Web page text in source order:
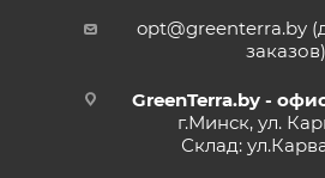
opt@greenterra.by
заказов)
GreenTerra.by -
г.Минск, ул.
Склад: